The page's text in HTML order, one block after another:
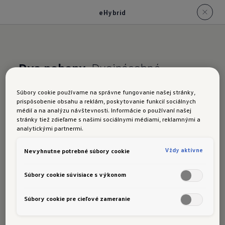
eHybrid
Dva pohony.Dvojnásobné
Nový Tayron:eHybrid
benzínovým motorom TSI: vďaka tomu môžete
vozidlom absolvovať na čisto elektrický pohon -
Súbory cookie používame na správne fungovanie našej stránky,
prispôsobenie obsahu a reklám, poskytovanie funkcií sociálnych
médií a na analýzu návštevnosti. Informácie o používaní našej
stránky tiež zdieľame s našimi sociálnymi médiami, reklamnými a
analytickými partnermi.
Nevyhnutne potrebné súbory cookie Vždy aktívne
Súbory cookie súvisiace s výkonom
Súbory cookie pre cieľové zameranie